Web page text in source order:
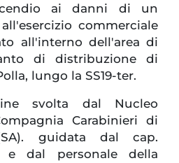
ai danni di un
commerciale
all'interno dell'area di
di distribuzione di
lungo la SS19-ter.
svolta dal Nucleo
Carabinieri di
guidata dal cap.
e dal personale della